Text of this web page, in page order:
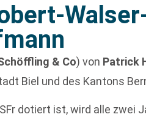
& Co) von Patrick
Biel und des Kantons
dotiert ist, wird alle zwei